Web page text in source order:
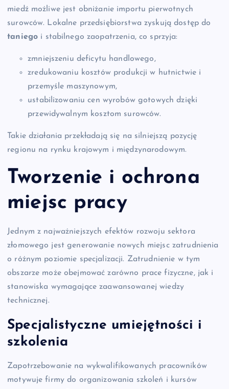
miedź możliwe jest obniżanie importu pierwotnych
surowców. Lokalne przedsiębiorstwa zyskują dostęp do
taniego i stabilnego zaopatrzenia, co sprzyja:
zmniejszeniu deficytu handlowego,
zredukowaniu kosztów produkcji w hutnictwie i
przemyśle maszynowym,
ustabilizowaniu cen wyrobów gotowych dzięki
przewidywalnym kosztom surowców.
Takie działania przekładają się na silniejszą pozycję
regionu na rynku krajowym i międzynarodowym.
Tworzenie i ochrona
miejsc pracy
Jednym z najważniejszych efektów rozwoju sektora
złomowego jest generowanie nowych miejsc zatrudnienia
o różnym poziomie specjalizacji. Zatrudnienie w tym
obszarze może obejmować zarówno prace fizyczne, jak i
stanowiska wymagające zaawansowanej wiedzy
technicznej.
Specjalistyczne umiejętności i
szkolenia
Zapotrzebowanie na wykwalifikowanych pracowników
motywuje firmy do organizowania szkoleń i kursów